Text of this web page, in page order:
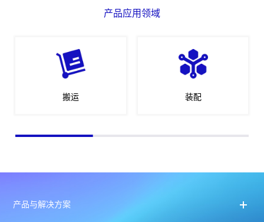
产品应用领域
搬运 装配
产品与解决方案